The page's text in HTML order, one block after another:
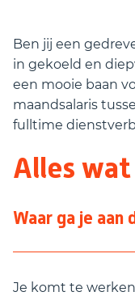
Ben jij een
in gekoeld en
een mooie baan
maandsalaris
fulltime
Alles
Waar ga je aan
Je komt te